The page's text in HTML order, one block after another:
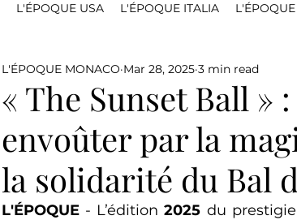
L'ÉPOQUE USA L'ÉPOQUE ITALIA
« The Sunset Ball »
envoûter par la
la solidarité du Bal
L'ÉPOQUE MONACO Mar 28, 2025 3 min read
L'ÉPOQUE - L’édition 2025 du